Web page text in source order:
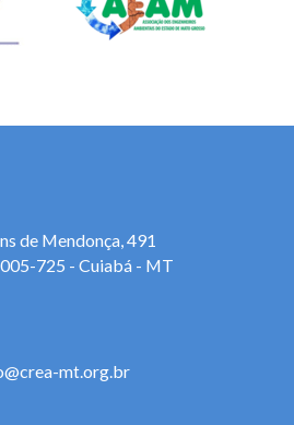
de Mendonça, 491
725 - Cuiabá - MT
mt.org.br